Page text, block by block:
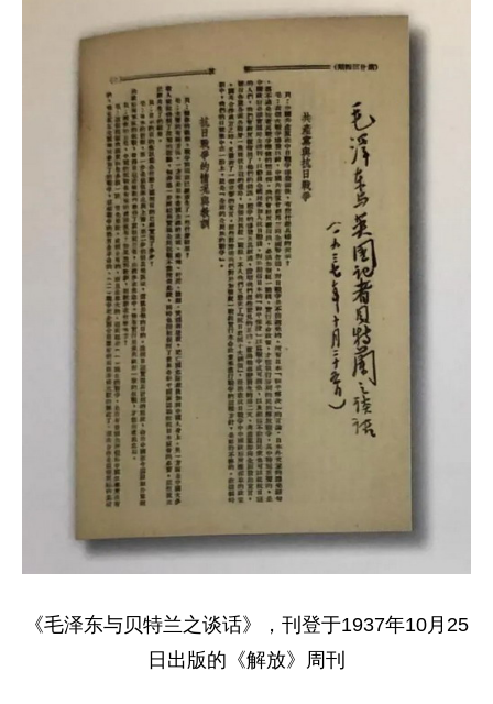
《毛泽东与贝特兰之谈话》，刊登于1937年10月25
日出版的《解放》周刊